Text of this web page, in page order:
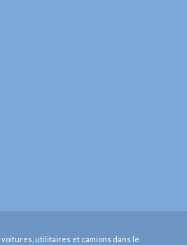
voitures, utilitaires et camions dans le